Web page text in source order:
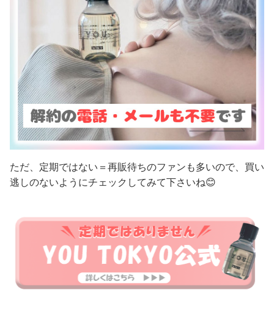
ただ、定期ではない＝再販待ちのファンも多いので、買い
逃しのないようにチェックしてみて下さいね😊